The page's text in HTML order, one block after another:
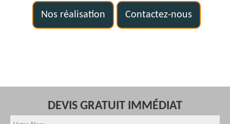
Nos réalisation Contactez-nous
DEVIS GRATUIT IMMÉDIAT